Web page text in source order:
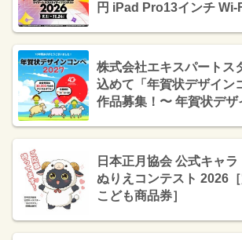
円 iPad Pro13インチ Wi-
株式会社エキスパートス
込めて「年賀状デザイン
作品募集！〜 年賀状デザ
分］
日本正月協会 公式キャラ
ぬりえコンテスト 2026
こども商品券］